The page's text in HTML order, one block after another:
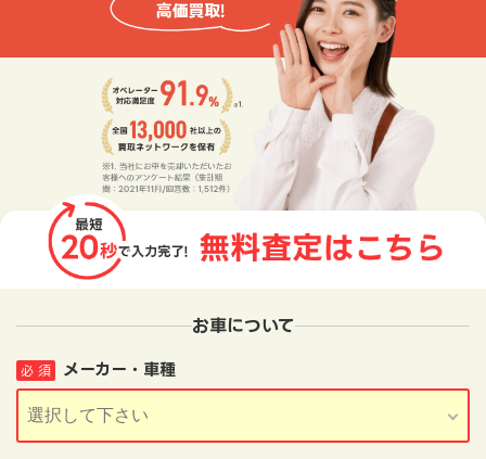
お車について
メーカー・車種
必 須